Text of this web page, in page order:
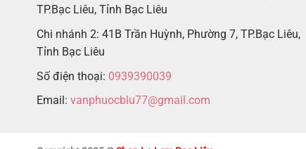
TP.Bạc Liêu, Tỉnh Bạc Liêu
Chi nhánh 2: 41B Trần Huỳnh, Phường 7, TP.Bạc Liêu,
Tỉnh Bạc Liêu
Số điện thoại: 0939390039
Email: vanphuocblu77@gmail.com